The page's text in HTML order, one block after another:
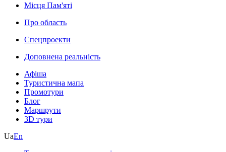
Місця Пам'яті
Про область
Спецпроекти
Доповнена реальність
Афіша
Туристична мапа
Промотури
Блог
Маршрути
3D тури
UaEn